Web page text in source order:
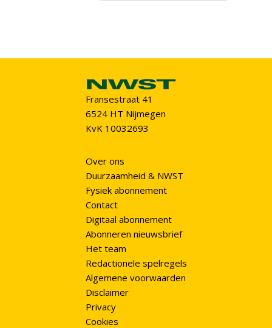
Fransestraat 41
6524 HT Nijmegen
KvK 10032693
Over ons
Duurzaamheid & NWST
Fysiek abonnement
Contact
Digitaal abonnement
Abonneren nieuwsbrief
Het team
Redactionele spelregels
Algemene voorwaarden
Disclaimer
Privacy
Cookies